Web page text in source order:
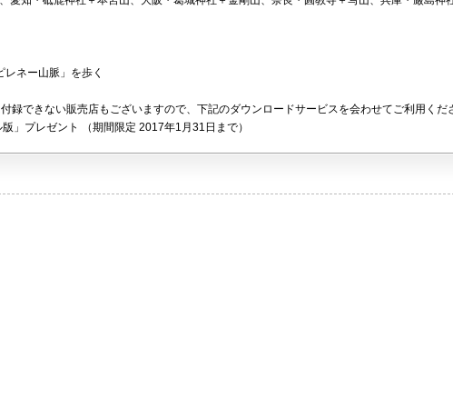
ネー山脈」を歩く
録できない販売店もございますので、下記のダウンロードサービスを会わせてご利用く
」プレゼント （期間限定 2017年1月31日まで）